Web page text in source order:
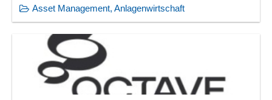
Asset Management, Anlagenwirtschaft